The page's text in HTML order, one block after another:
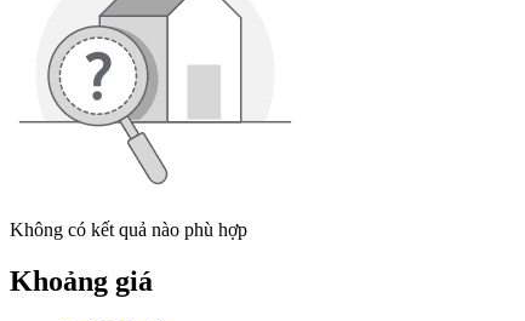
Không có kết quả nào phù hợp
Khoảng giá